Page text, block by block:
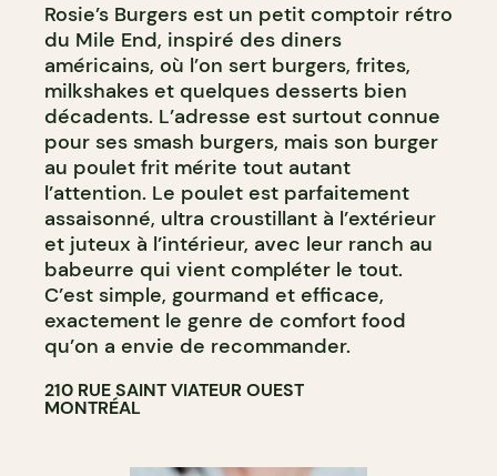
Rosie’s Burgers est un petit comptoir rétro
du Mile End, inspiré des diners
américains, où l’on sert burgers, frites,
milkshakes et quelques desserts bien
décadents. L’adresse est surtout connue
pour ses smash burgers, mais son burger
au poulet frit mérite tout autant
l’attention. Le poulet est parfaitement
assaisonné, ultra croustillant à l’extérieur
et juteux à l’intérieur, avec leur ranch au
babeurre qui vient compléter le tout.
C’est simple, gourmand et efficace,
exactement le genre de comfort food
qu’on a envie de recommander.
210 RUE SAINT VIATEUR OUEST
MONTRÉAL